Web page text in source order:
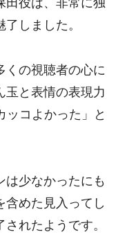
田役は、非常に独
しました。
くの視聴者の心に
玉と表情の表現力
ッコよかった」と
は少なかったにも
含めた見入ってし
されたようです。